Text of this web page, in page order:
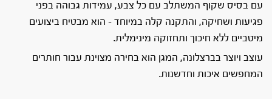
עם בסיס שקוף המשתלב עם כל צבע, עמידות גבוהה בפני
פגיעות ושחיקה, והתקנה קלה במיוחד – הוא מבטיח ביצועים
מיטביים ללא חיכוך ותחזוקה מינימלית.
עוצב ויוצר בברצלונה, המגן הוא בחירה מצוינת עבור חותרים
המחפשים איכות וחדשנות.